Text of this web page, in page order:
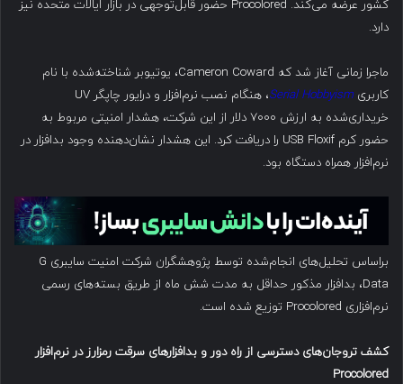
کشور عرضه می‌کند. Procolored حضور قابل‌توجهی در بازار ایالات متحده نیز
دارد.
ماجرا زمانی آغاز شد که Cameron Coward، یوتیوبر شناخته‌شده با نام
کاربری Serial Hobbyism
، هنگام نصب نرم‌افزار و درایور چاپگر UV
خریداری‌شده به ارزش ۷۰۰۰ دلار از این شرکت، هشدار امنیتی مربوط به
حضور کرم USB Floxif را دریافت کرد. این هشدار نشان‌دهنده وجود بدافزار در
نرم‌افزار همراه دستگاه بود.
براساس تحلیل‌های انجام‌شده توسط پژوهشگران شرکت امنیت سایبری G
Data، بدافزار مذکور حداقل به مدت شش ماه از طریق بسته‌های رسمی
نرم‌افزاری Procolored توزیع شده است.
کشف تروجان‌های دسترسی از راه دور و بدافزارهای سرقت رمزارز در نرم‌افزار
Procolored